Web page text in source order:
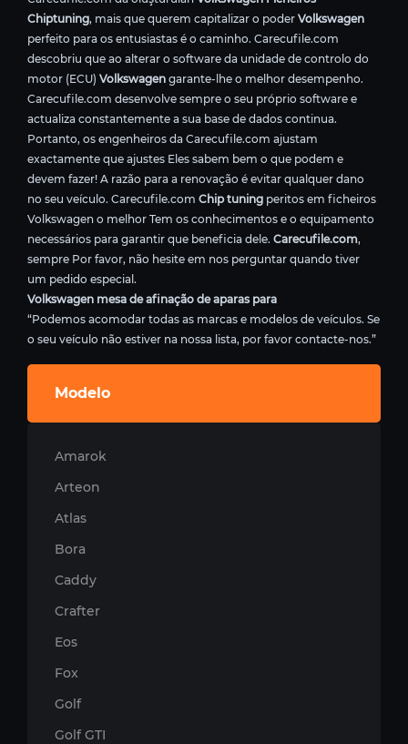
Chiptuning, mais que querem capitalizar o poder Volkswagen
perfeito para os entusiastas é o caminho. Carecufile.com
descobriu que ao alterar o software da unidade de controlo do
motor (ECU) Volkswagen garante-lhe o melhor desempenho.
Carecufile.com desenvolve sempre o seu próprio software e
actualiza constantemente a sua base de dados continua.
Portanto, os engenheiros da Carecufile.com ajustam
exactamente que ajustes Eles sabem bem o que podem e
devem fazer! A razão para a renovação é evitar qualquer dano
no seu veículo. Carecufile.com Chip tuning peritos em ficheiros
Volkswagen o melhor Tem os conhecimentos e o equipamento
necessários para garantir que beneficia dele. Carecufile.com,
sempre Por favor, não hesite em nos perguntar quando tiver
um pedido especial.
Volkswagen mesa de afinação de aparas para
“Podemos acomodar todas as marcas e modelos de veículos. Se
o seu veículo não estiver na nossa lista, por favor contacte-nos.”
Modelo
Amarok
Arteon
Atlas
Bora
Caddy
Crafter
Eos
Fox
Golf
Golf GTI